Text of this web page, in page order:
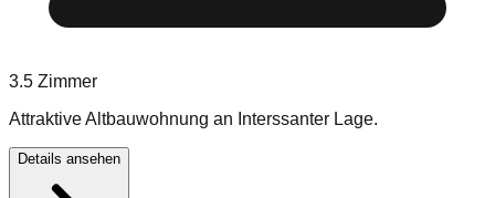
3.5 Zimmer
Attraktive Altbauwohnung an Interssanter Lage.
Details ansehen